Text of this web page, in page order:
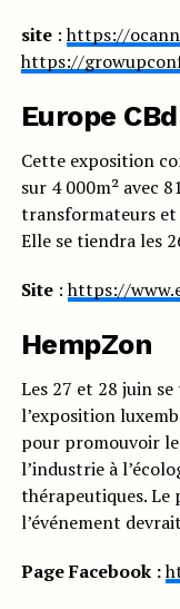
site:https://
https://
Europe
Cette exposition
sur 4 000m² avec
transformateurs et
Elle se tiendra les
Site :https://
HempZon
Les 27 et 28 juin
l’exposition
pour promouvoir le
l’industrie à
thérapeutiques. Le
l’événement
Page Facebook :